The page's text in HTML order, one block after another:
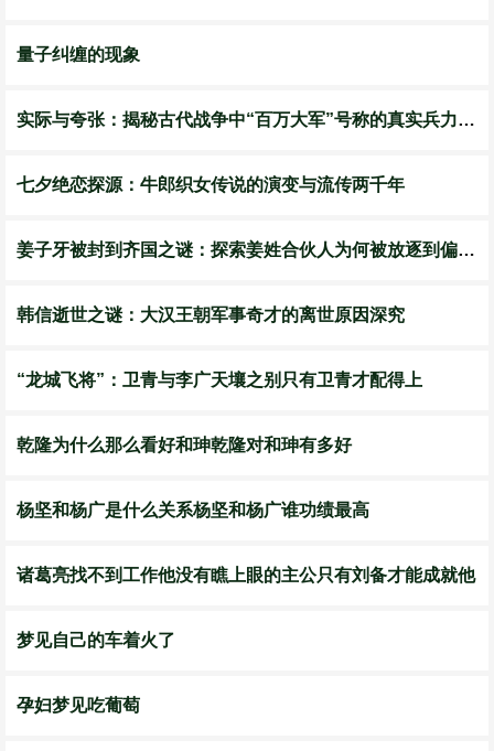
量子纠缠的现象
实际与夸张：揭秘古代战争中“百万大军”号称的真实兵力差距
七夕绝恋探源：牛郎织女传说的演变与流传两千年
姜子牙被封到齐国之谜：探索姜姓合伙人为何被放逐到偏远之地
韩信逝世之谜：大汉王朝军事奇才的离世原因深究
“龙城飞将”：卫青与李广天壤之别只有卫青才配得上
​乾隆为什么那么看好和珅乾隆对和珅有多好
​杨坚和杨广是什么关系杨坚和杨广谁功绩最高
诸葛亮找不到工作他没有瞧上眼的主公只有刘备才能成就他
梦见自己的车着火了
孕妇梦见吃葡萄